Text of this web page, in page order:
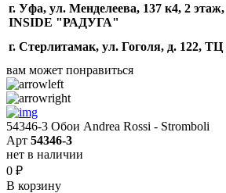
г. Уфа, ул. Менделеева, 137 к4, ​2
INSIDE "РАДУГА"
г. Стерлитамак, ул. Гоголя, д. 122,
вам может понравиться
54346-3 Обои Andrea Rossi - Stromboli
Арт 54346-3
нет в наличии
0 ₽
В корзину